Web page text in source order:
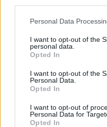
Personal Data
I want to opt-out of the
personal data.
Opted In
I want to opt-out of the
Personal Data.
Opted In
I want to opt-out of
Personal Data for
Opted In